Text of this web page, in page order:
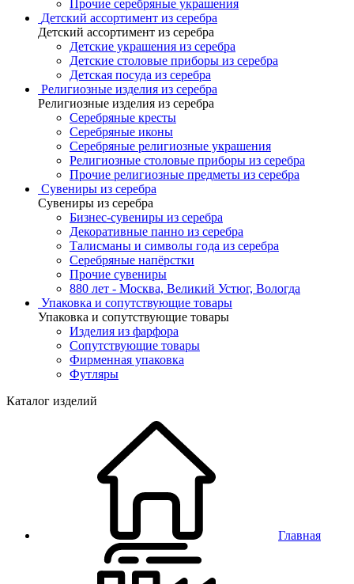
Прочие серебряные украшения
Детский ассортимент из серебра
Детский ассортимент из серебра
Детские украшения из серебра
Детские столовые приборы из серебра
Детская посуда из серебра
Религиозные изделия из серебра
Религиозные изделия из серебра
Серебряные кресты
Серебряные иконы
Серебряные религиозные украшения
Религиозные столовые приборы из серебра
Прочие религиозные предметы из серебра
Сувениры из серебра
Сувениры из серебра
Бизнес-сувениры из серебра
Декоративные панно из серебра
Талисманы и символы года из серебра
Серебряные напёрстки
Прочие сувениры
880 лет - Москва, Великий Устюг, Вологда
Упаковка и сопутствующие товары
Упаковка и сопутствующие товары
Изделия из фарфора
Сопутствующие товары
Фирменная упаковка
Футляры
Каталог изделий
Главная